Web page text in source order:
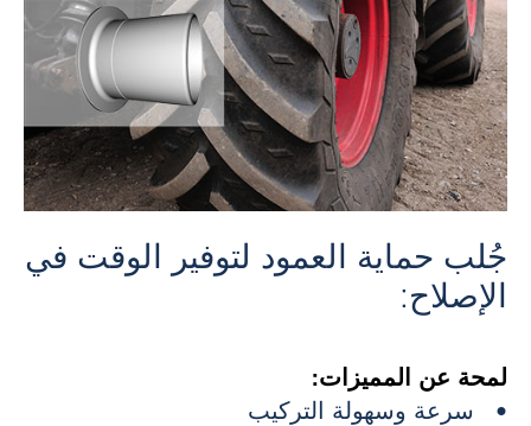
جُلب حماية العمود لتوفير الوقت في
الإصلاح:
لمحة عن المميزات:
• سرعة وسهولة التركيب